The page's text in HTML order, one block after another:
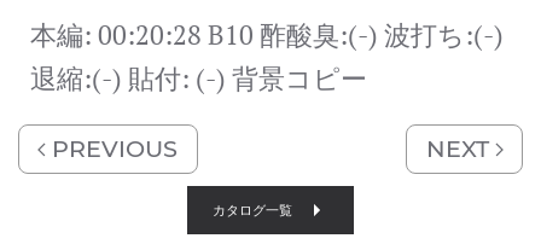
本編: 00:20:28 B10 酢酸臭:(-) 波打ち:(-)
退縮:(-) 貼付: (-) 背景コピー
PREVIOUS NEXT
カタログ一覧